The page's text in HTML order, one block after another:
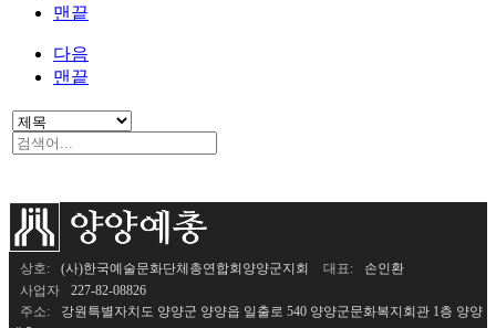
맨끝
다음
맨끝
상호: (사)한국예술문화단체총연합회양양군지회 대표:
손인환
사업자
227-82-08826
주소:
강원특별자치도 양양군 양양읍 일출로 540 양양군문화복지회관 1층 양양